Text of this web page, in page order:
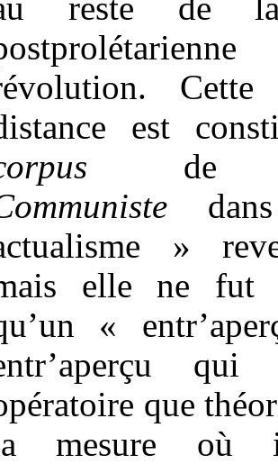
reste de
est
»
elle ne fut
«
que
mesure où